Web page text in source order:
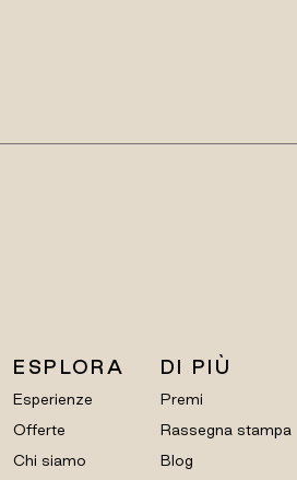
ESPLORA
Esperienze
Offerte
Chi siamo
DI PIÙ
Premi
Rassegna stampa
Blog